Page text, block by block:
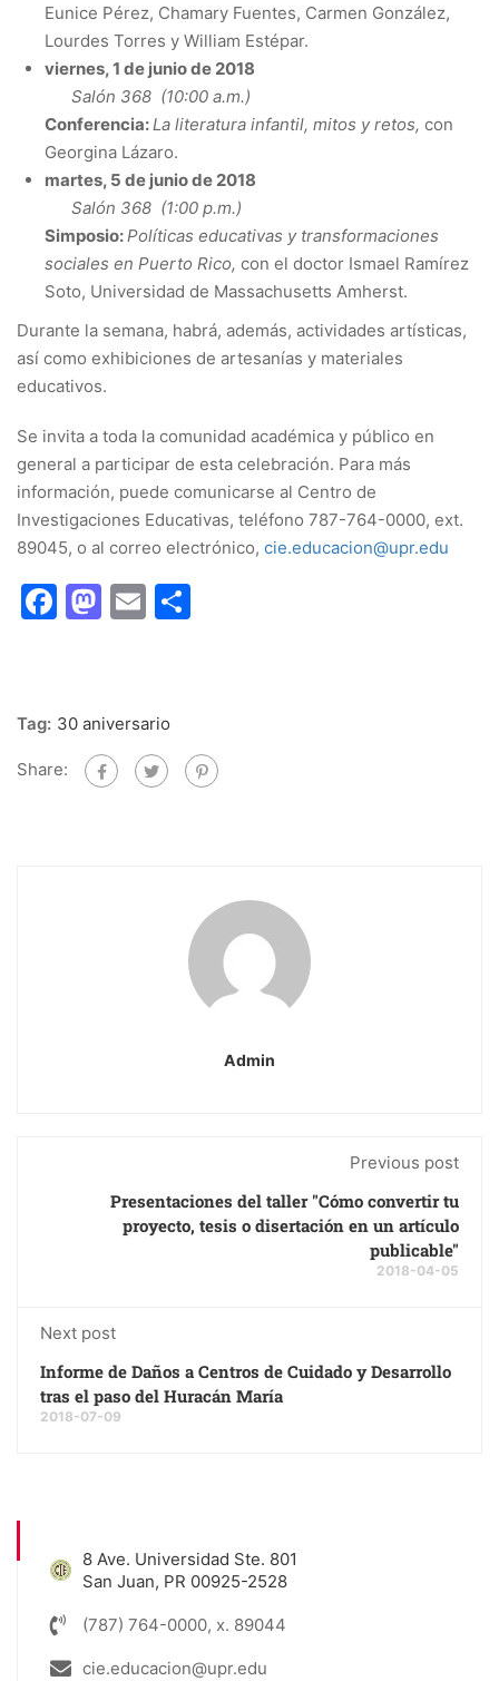
Eunice Pérez, Chamary Fuentes, Carmen González,
Lourdes Torres y William Estépar.
viernes, 1 de junio de 2018
Salón 368 (10:00 a.m.)
Conferencia:La literatura infantil, mitos y retos, con
Georgina Lázaro.
martes, 5 de junio de 2018
Salón 368 (1:00 p.m.)
Simposio:Políticas educativas y transformaciones
sociales en Puerto Rico, con el doctor Ismael Ramírez
Soto, Universidad de Massachusetts Amherst.
Durante la semana, habrá, además, actividades artísticas,
así como exhibiciones de artesanías y materiales
educativos.
Se invita a toda la comunidad académica y público en
general a participar de esta celebración. Para más
información, puede comunicarse al Centro de
Investigaciones Educativas, teléfono 787-764-0000, ext.
89045, o al correo electrónico, cie.educacion@upr.edu
Facebook
Mastodon
Email
Tag: 30 aniversario
Share:
Admin
Previous post
Presentaciones del taller "Cómo convertir tu
proyecto, tesis o disertación en un artículo
publicable"
2018-04-05
Next post
Informe de Daños a Centros de Cuidado y Desarrollo
tras el paso del Huracán María
2018-07-09
8 Ave. Universidad Ste. 801
San Juan, PR 00925-2528
(787) 764-0000, x. 89044
cie.educacion@upr.edu